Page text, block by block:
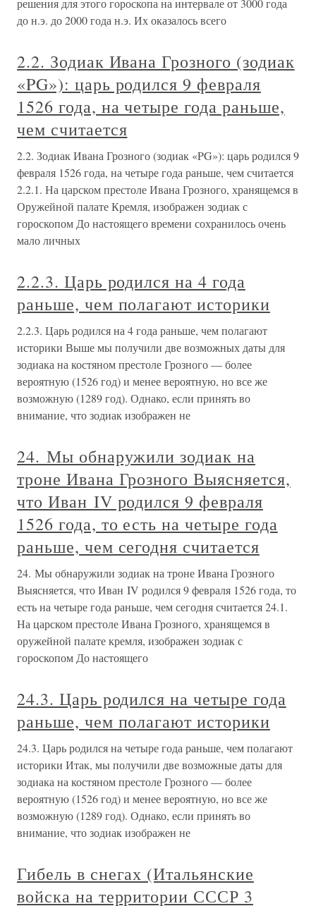
решения для этого гороскопа на интервале от 3000 года
до н.э. до 2000 года н.э. Их оказалось всего
2.2. Зодиак Ивана Грозного (зодиак
«PG»): царь родился 9 февраля
1526 года, на четыре года раньше,
чем считается
2.2. Зодиак Ивана Грозного (зодиак «PG»): царь родился 9
февраля 1526 года, на четыре года раньше, чем считается
2.2.1. На царском престоле Ивана Грозного, хранящемся в
Оружейной палате Кремля, изображен зодиак с
гороскопом До настоящего времени сохранилось очень
мало личных
2.2.3. Царь родился на 4 года
раньше, чем полагают историки
2.2.3. Царь родился на 4 года раньше, чем полагают
историки Выше мы получили две возможных даты для
зодиака на костяном престоле Грозного — более
вероятную (1526 год) и менее вероятную, но все же
возможную (1289 год). Однако, если принять во
внимание, что зодиак изображен не
24. Мы обнаружили зодиак на
троне Ивана Грозного Выясняется,
что Иван IV родился 9 февраля
1526 года, то есть на четыре года
раньше, чем сегодня считается
24. Мы обнаружили зодиак на троне Ивана Грозного
Выясняется, что Иван IV родился 9 февраля 1526 года, то
есть на четыре года раньше, чем сегодня считается 24.1.
На царском престоле Ивана Грозного, хранящемся в
оружейной палате кремля, изображен зодиак с
гороскопом До настоящего
24.3. Царь родился на четыре года
раньше, чем полагают историки
24.3. Царь родился на четыре года раньше, чем полагают
историки Итак, мы получили две возможные даты для
зодиака на костяном престоле Грозного — более
вероятную (1526 год) и менее вероятную, но все же
возможную (1289 год). Однако, если принять во
внимание, что зодиак изображен не
Гибель в снегах (Итальянские
войска на территории СССР 3